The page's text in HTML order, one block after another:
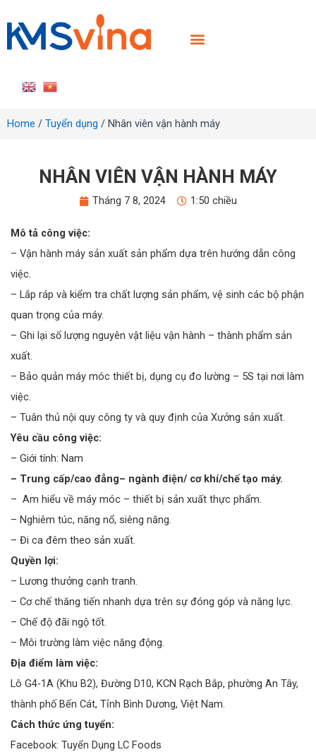
Home / Tuyển dụng / Nhân viên vận hành máy
NHÂN VIÊN VẬN HÀNH MÁY
Tháng 7 8, 2024 1:50 chiều
Mô tả công việc:
– Vận hành máy sản xuất sản phẩm dựa trên hướng dẫn công
việc.
– Lắp ráp và kiểm tra chất lượng sản phẩm, vệ sinh các bộ phận
quan trọng của máy.
– Ghi lại số lượng nguyên vật liệu vận hành – thành phẩm sản
xuất.
– Bảo quản máy móc thiết bị, dụng cụ đo lường – 5S tại nơi làm
việc.
– Tuân thủ nội quy công ty và quy định của Xưởng sản xuất.
Yêu cầu công việc:
– Giới tính: Nam
– Trung cấp/cao đẳng– ngành điện/ cơ khí/chế tạo máy.
– Am hiểu về máy móc – thiết bị sản xuất thực phẩm.
– Nghiêm túc, năng nổ, siêng năng.
– Đi ca đêm theo sản xuất.
Quyền lợi:
– Lương thưởng cạnh tranh.
– Cơ chế thăng tiến nhanh dựa trên sự đóng góp và năng lực.
– Chế độ đãi ngộ tốt.
– Môi trường làm việc năng động.
Địa điểm làm việc:
Lô G4-1A (Khu B2), Đường D10, KCN Rạch Bắp, phường An Tây,
thành phố Bến Cát, Tỉnh Bình Dương, Việt Nam.
Cách thức ứng tuyển:
Facebook: Tuyển Dụng LC Foods